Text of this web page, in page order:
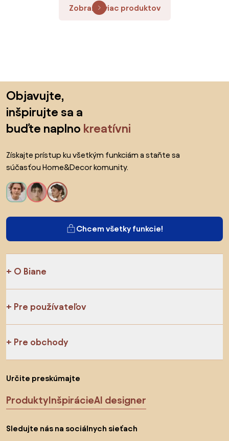
Zobraziť viac produktov
Objavujte,
inšpirujte sa a
buďte naplno kreatívni
Získajte prístup ku všetkým funkciám a staňte sa
súčasťou Home&Decor komunity.
Chcem všetky funkcie!
O Biane
Pre používateľov
Pre obchody
Určite preskúmajte
ProduktyInšpirácieAI designer
Sledujte nás na sociálnych sieťach